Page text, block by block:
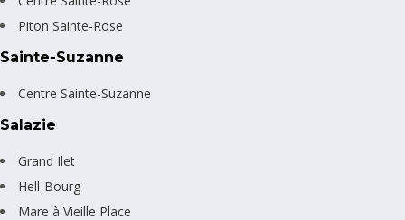
Piton Sainte-Rose
Sainte-Suzanne
Centre Sainte-Suzanne
Salazie
Grand Ilet
Hell-Bourg
Mare à Vieille Place